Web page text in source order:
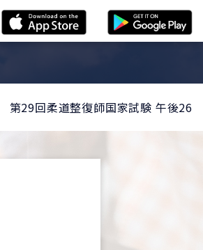
第29回柔道整復師国家試験 午後26